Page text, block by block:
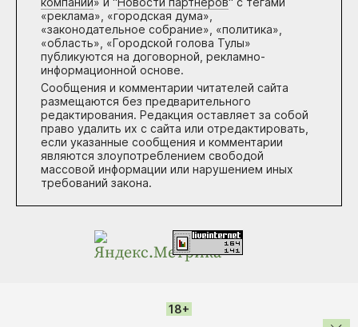
«реклама», «городская дума»,
«законодательное собрание», «политика»,
«область», «Городской голова Тулы»
публикуются на договорной, рекламно-
информационной основе.
Сообщения и комментарии читателей сайта
размещаются без предварительного
редактирования. Редакция оставляет за собой
право удалить их с сайта или отредактировать,
если указанные сообщения и комментарии
являются злоупотреблением свободой
массовой информации или нарушением иных
требований закона.
18+